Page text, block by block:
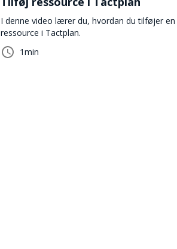
I denne video lærer du, hvordan du tilføjer en
ressource i Tactplan.
1min